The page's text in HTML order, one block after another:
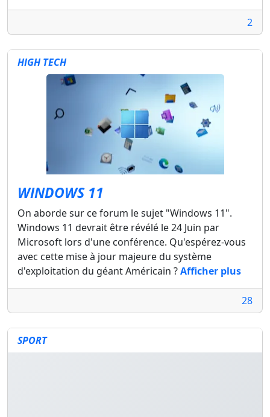
2
HIGH TECH
WINDOWS 11
On aborde sur ce forum le sujet "Windows 11".
Windows 11 devrait être révélé le 24 Juin par
Microsoft lors d'une conférence. Qu'espérez-vous
avec cette mise à jour majeure du système
d'exploitation du géant Américain ?Afficher plus
28
SPORT